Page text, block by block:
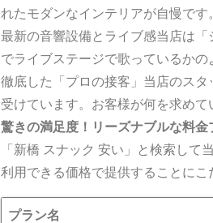
れたモダンなインテリアが自慢で
最新の音響設備とライブ感当店は
でライブステージで歌っているか
徹底した「プロの接客」当店のス
受けています。お客様が何を求めて
驚きの満足度！リーズナブルな料金
「新橋 スナック 安い」と検索し
利用できる価格で提供することにこ
プラン名